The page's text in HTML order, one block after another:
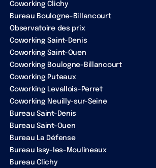
Coworking Clichy
Bureau Boulogne-Billancourt
Observatoire des prix
Coworking Saint-Denis
Coworking Saint-Ouen
Coworking Boulogne-Billancourt
Coworking Puteaux
Coworking Levallois-Perret
Coworking Neuilly-sur-Seine
Bureau Saint-Denis
Bureau Saint-Ouen
Bureau La Défense
Bureau Issy-les-Moulineaux
Bureau Clichy